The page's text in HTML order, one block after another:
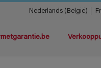
Nederlands (België)